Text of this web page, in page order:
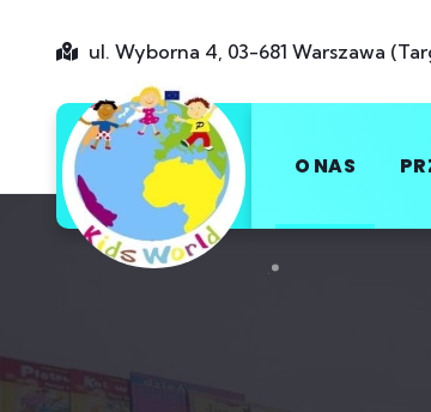
ul. Wyborna 4, 03-681 Warszawa
O NAS